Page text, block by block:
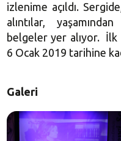
izlenime açıldı.
alıntılar,
belgeler yer alıyor.
6 Ocak 2019 tarihine
Galeri